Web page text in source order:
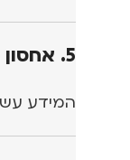
5. אחסון מידע
המידע